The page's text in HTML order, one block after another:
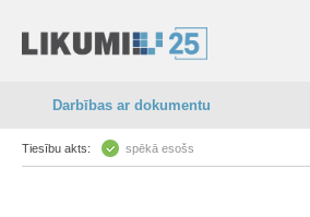
Darbības ar dokumentu
Tiesību akts: spēkā esošs